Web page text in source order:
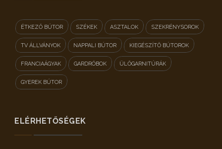
ÉTKEZŐ BÚTOR SZÉKEK ASZTALOK SZEKRÉNYSOROK
TV ÁLLVÁNYOK NAPPALI BÚTOR KIEGÉSZÍTŐ BÚTOROK
FRANCIAÁGYAK GARDRÓBOK ÜLŐGARNITÚRÁK
GYEREK BÚTOR
ELÉRHETŐSÉGEK